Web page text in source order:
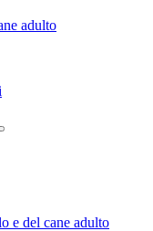
adulto
e del cane adulto